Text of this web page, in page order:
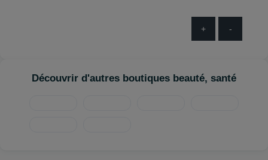
+ -
Découvrir d'autres boutiques beauté, santé